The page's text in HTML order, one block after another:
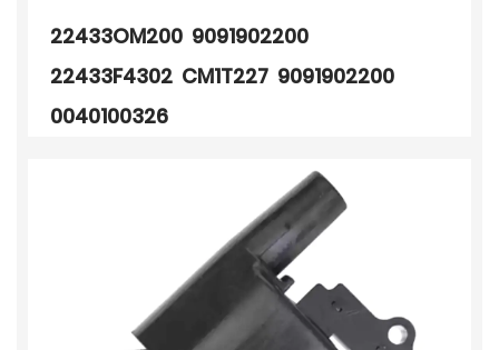
22433OM200 9091902200
22433F4302 CM1T227 9091902200
0040100326